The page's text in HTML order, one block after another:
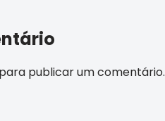
para publicar um comentário.